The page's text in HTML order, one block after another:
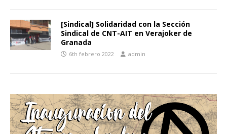
[Sindical] Solidaridad con la Sección
Sindical de CNT-AIT en Verajoker de
Granada
6th febrero 2022 admin